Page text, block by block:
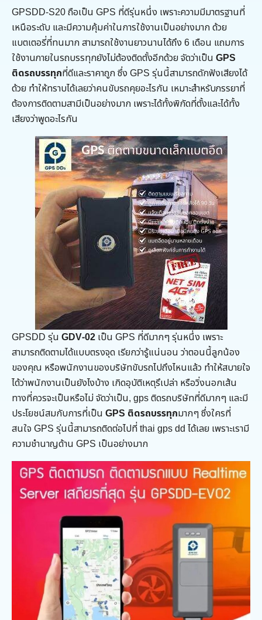
GPSDD-S20 ถือเป็น GPS ที่ดีรุ่นหนึ่ง เพราะความมีมาตรฐานที่
เหนือระดับ และมีความคุ้มค่าในการใช้งานเป็นอย่างมาก ด้วย
แบตเตอรี่ที่ทนมาก สามารถใช้งานยาวนานได้ถึง 6 เดือน แถมการ
ใช้งานภายในรถบรรทุกยังไม่ต้องติดตั้งอีกด้วย จัดว่าเป็น GPS
ติดรถบรรทุกที่ดีและราคาถูก ซึ่ง GPS รุ่นนี้สามารถดักฟังเสียงได้
ด้วย ทำให้ทราบได้เลยว่าคนขับรถคุยอะไรกัน เหมาะสำหรับภรรยาที่
ต้องการติดตามสามีเป็นอย่างมาก เพราะได้ทั้งพิกัดที่ตั้งและได้ทั้ง
เสียงว่าพูดอะไรกัน
GPSDD รุ่น GDV-02 เป็น GPS ที่ดีมากๆ รุ่นหนึ่ง เพราะ
สามารถติดตามได้แบบตรงจุด เรียกว่ารู้แน่นอน ว่าตอนนี้ลูกน้อง
ของคุณ หรือพนักงานของบริษัทขับรถไปถึงไหนแล้ว ทำให้สบายใจ
ได้ว่าพนักงานเป็นยังไงบ้าง เกิดอุบัติเหตุรึเปล่า หรือวิ่งนอกเส้น
ทางที่ควรจะเป็นหรือไม่ จัดว่าเป็น, gps ติดรถบริษัทที่ดีมากๆ และมี
ประโยชน์สมกับการที่เป็น GPS ติดรถบรรทุกมากๆ ซึ่งใครที่
สนใจ GPS รุ่นนี้สามารถติดต่อไปที่ thai gps dd ได้เลย เพราะเรามี
ความชำนาญด้าน GPS เป็นอย่างมาก